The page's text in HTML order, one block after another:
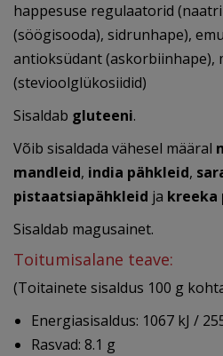
happesuse regulaatorid
(söögisooda), sidrunhape),
antioksüdant (askorbiinhape),
(stevioolglükosiidid)
Sisaldab gluteeni.
Võib sisaldada vähesel määral
mandleid, india pähkleid,
pistaatsiapähkleid ja kreeka
Sisaldab magusainet.
Toitumisalane teave:
(Toitainete sisaldus 100 g
Energiasisaldus: 1067 kJ /
Rasvad: 8.1 g